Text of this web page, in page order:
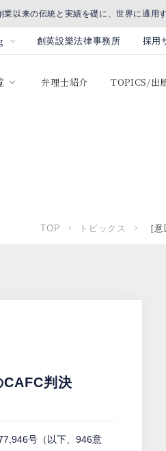
以来の伝統と実績を礎に、世界に通用
創英設樂法律事務所 採用
弁理士紹介 TOPICS/出
TOP トピックス ［
CAFC判決
号（以下、946意